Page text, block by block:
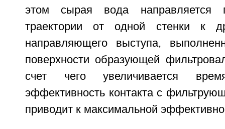
этом сырая вода направляется
траектории от одной стенки к
направляющего выступа,
поверхности образующей
счет чего увеличивается
эффективность контакта с
приводит к максимальной